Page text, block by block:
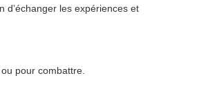
d’échanger les expériences et
pour combattre.